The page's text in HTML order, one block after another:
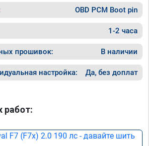
OBD PCM Boot pin
1-2 часа
прошивок: В наличии
настройка: Да, без доплат
работ: